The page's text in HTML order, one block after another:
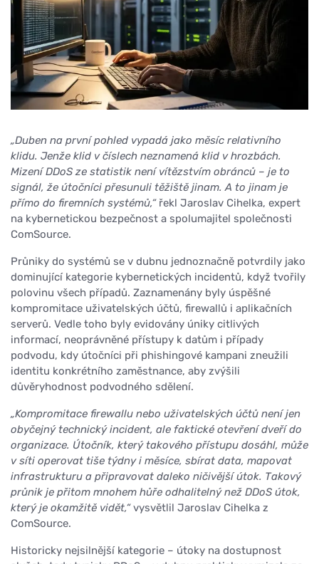
„Duben na první pohled vypadá jako měsíc relativního
klidu. Jenže klid v číslech neznamená klid v hrozbách.
Mizení DDoS ze statistik není vítězstvím obránců – je to
signál, že útočníci přesunuli těžiště jinam. A to jinam je
přímo do firemních systémů,“ řekl Jaroslav Cihelka, expert
na kybernetickou bezpečnost a spolumajitel společnosti
ComSource.
Průniky do systémů se v dubnu jednoznačně potvrdily jako
dominující kategorie kybernetických incidentů, když tvořily
polovinu všech případů. Zaznamenány byly úspěšné
kompromitace uživatelských účtů, firewallů i aplikačních
serverů. Vedle toho byly evidovány úniky citlivých
informací, neoprávněné přístupy k datům i případy
podvodu, kdy útočníci při phishingové kampani zneužili
identitu konkrétního zaměstnance, aby zvýšili
důvěryhodnost podvodného sdělení.
„Kompromitace firewallu nebo uživatelských účtů není jen
obyčejný technický incident, ale faktické otevření dveří do
organizace. Útočník, který takového přístupu dosáhl, může
v síti operovat tiše týdny i měsíce, sbírat data, mapovat
infrastrukturu a připravovat daleko ničivější útok. Takový
průnik je přitom mnohem hůře odhalitelný než DDoS útok,
který je okamžitě vidět,“vysvětlil Jaroslav Cihelka z
ComSource.
Historicky nejsilnější kategorie – útoky na dostupnost